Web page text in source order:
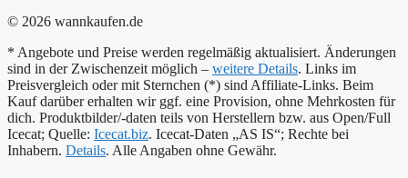
© 2026 wannkaufen.de
* Angebote und Preise werden regelmäßig aktualisiert. Änderungen
sind in der Zwischenzeit möglich – weitere Details. Links im
Preisvergleich oder mit Sternchen (*) sind Affiliate-Links. Beim
Kauf darüber erhalten wir ggf. eine Provision, ohne Mehrkosten für
dich. Produktbilder/-daten teils von Herstellern bzw. aus Open/Full
Icecat; Quelle: Icecat.biz. Icecat-Daten „AS IS“; Rechte bei
Inhabern. Details. Alle Angaben ohne Gewähr.